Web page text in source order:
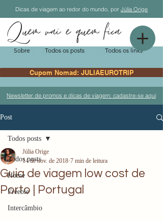
Sobre Todos os posts Todos os links
Cupom Nomad: JULIAEUROTRIP
Dicas de viagem ao redor do mundo, por Júlia Orige
Newsletter de promos e dicas de viagem: cadastre-se aqui
Post
Todos posts
Home
Freebie
Intercâmbio
Todos posts
Guia de viagem low cost de
Porto | Portugal
Júlia Orige
14 de nov. de 2018 7 min de leitura